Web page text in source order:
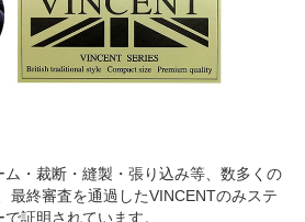
・裁断・縫製・張り込み等、数多くの
最終審査を通過したVINCENTのみステ
で証明されています。